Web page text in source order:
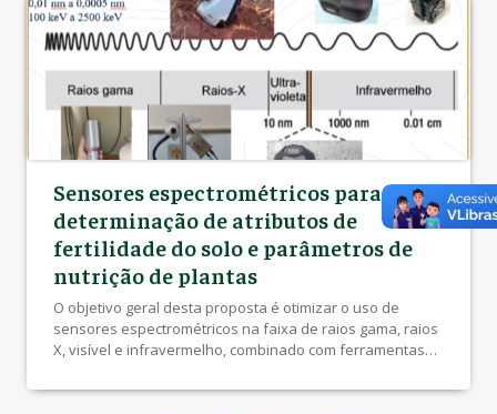
Sensores espectrométricos para
determinação de atributos de
fertilidade do solo e parâmetros de
nutrição de plantas
O objetivo geral desta proposta é otimizar o uso de
sensores espectrométricos na faixa de raios gama, raios
X, visível e infravermelho, combinado com ferramentas
rápida os atributos de fertilidade do solo e parâmetros